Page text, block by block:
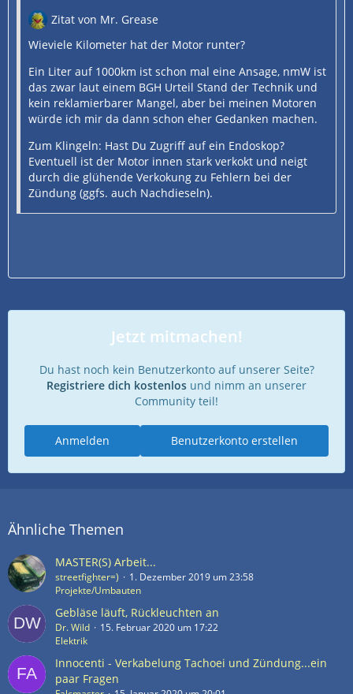
Zitat von Mr. Grease
Wieviele Kilometer hat der Motor runter?
Ein Liter auf 1000km ist schon mal eine Ansage, nmW ist
das zwar laut einem BGH Urteil Stand der Technik und
kein reklamierbarer Mangel, aber bei meinen Motoren
würde ich mir da dann schon eher Gedanken machen.
Zum Klingeln: Hast Du Zugriff auf ein Endoskop?
Eventuell ist der Motor innen stark verkokt und neigt
durch die glühende Verkokung zu Fehlern bei der
Zündung (ggfs. auch Nachdieseln).
Jetzt mitmachen!
Du hast noch kein Benutzerkonto auf unserer Seite?
Registriere dich kostenlos und nimm an unserer
Community teil!
Benutzerkonto erstellen
Anmelden
Ähnliche Themen
MASTER(S) Arbeit...
streetfighter=)
1. Dezember 2019 um 23:58
Projekte/Umbauten
Gebläse läuft, Rückleuchten an
Dr. Wild
15. Februar 2020 um 17:22
Elektrik
Innocenti - Verkabelung Tachoei und Zündung...ein
paar Fragen